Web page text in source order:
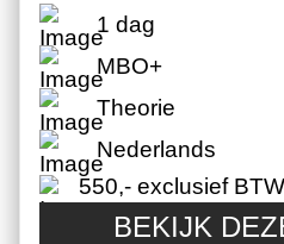
1 dag
MBO+
Theorie
Nederlands
550,- exclusief BTW
BEKIJK